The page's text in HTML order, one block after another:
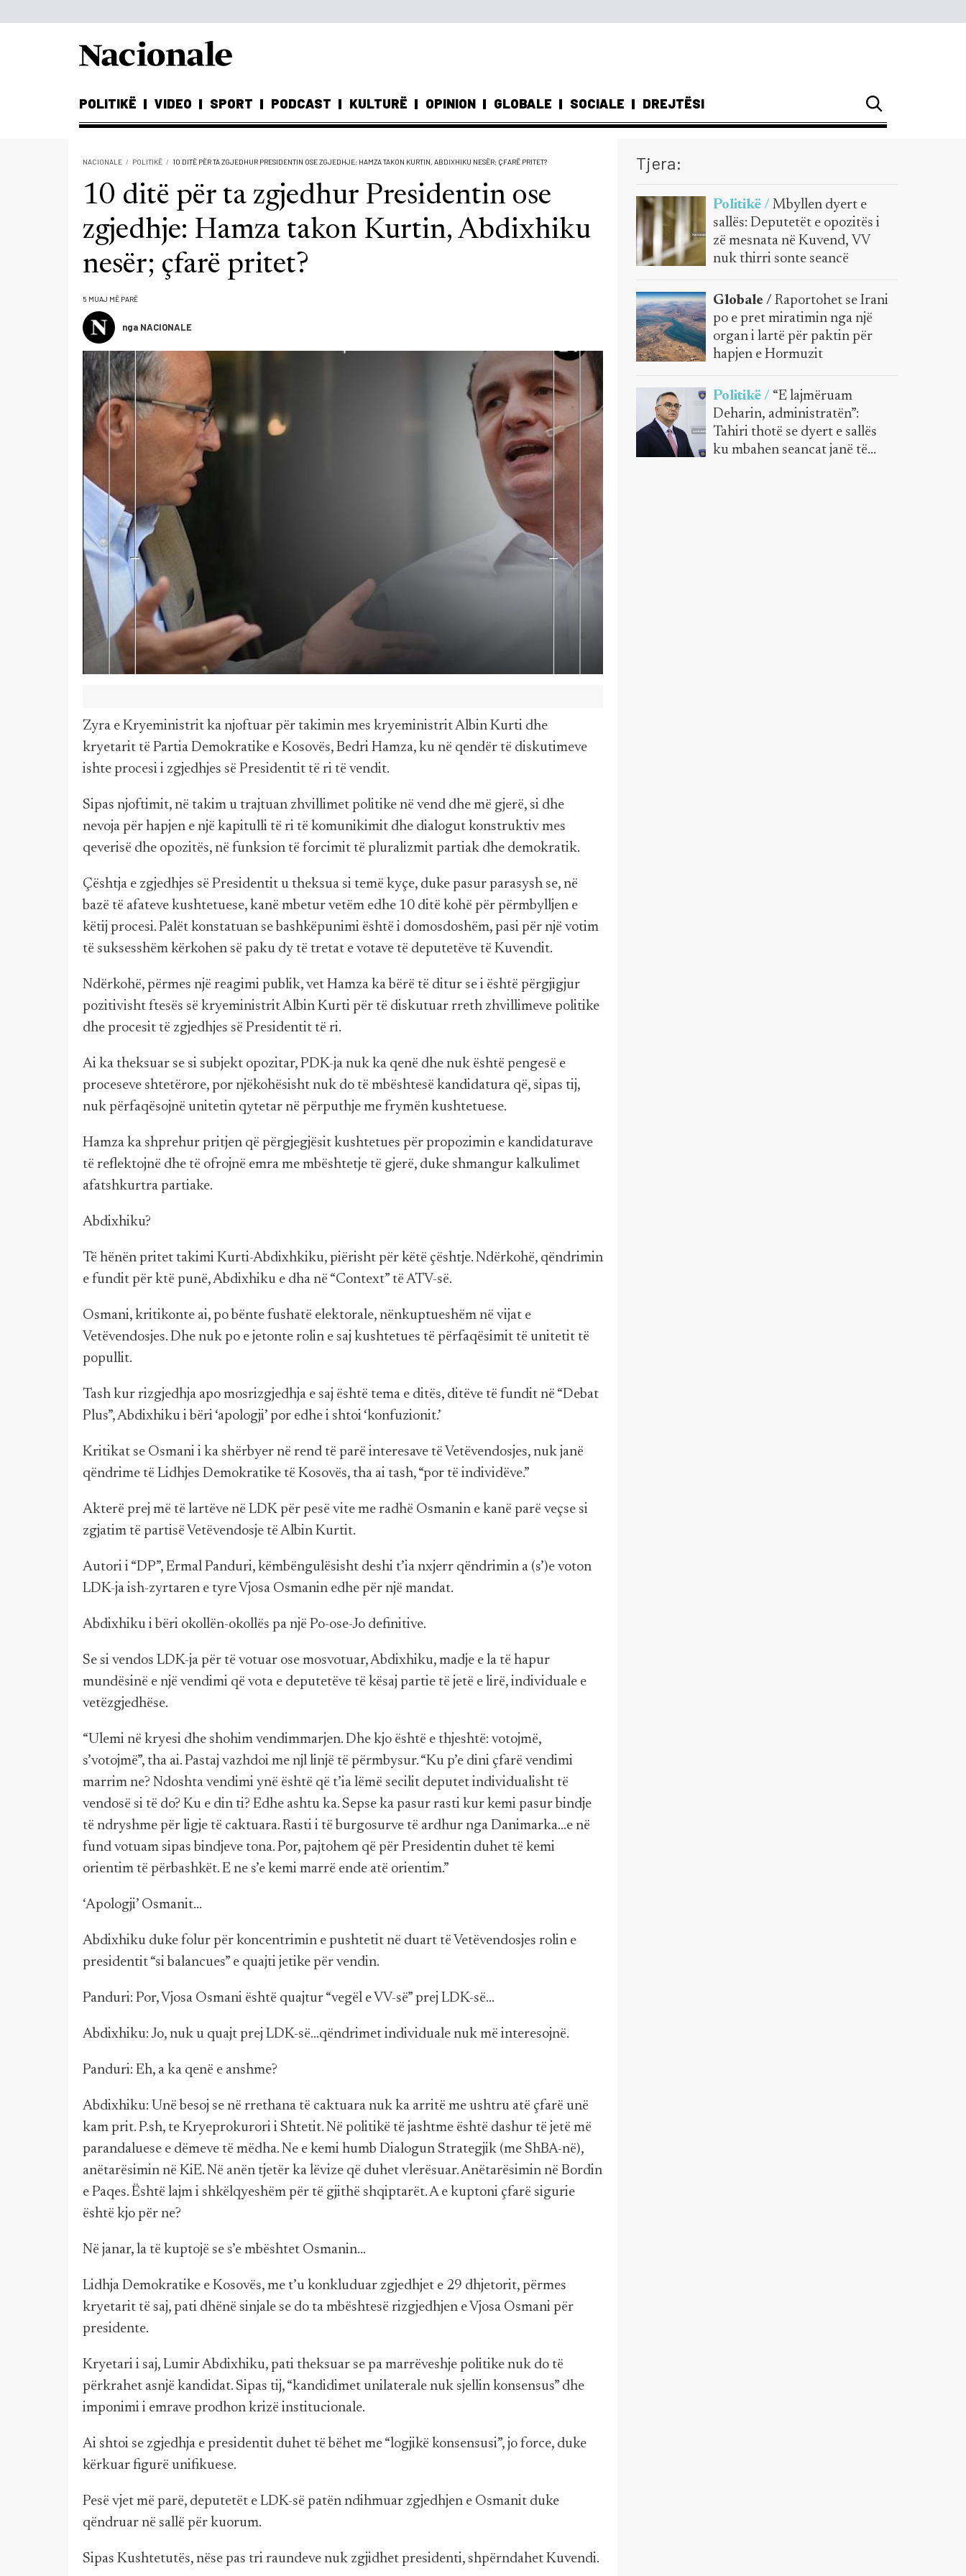
POLITIKË VIDEO SPORT PODCAST KULTURË OPINION GLOBALE SOCIALE DREJTËSI
NACIONALE POLITIKË 10 DITË PËR TA ZGJEDHUR PRESIDENTIN OSE ZGJEDHJE: HAMZA TAKON KURTIN, ABDIXHIKU NESËR; ÇFARË PRITET?
10 ditë për ta zgjedhur Presidentin ose
zgjedhje: Hamza takon Kurtin, Abdixhiku
nesër; çfarë pritet?
5 MUAJ MË PARË
nga NACIONALE
Zyra e Kryeministrit ka njoftuar për takimin mes kryeministrit Albin Kurti dhe
kryetarit të Partia Demokratike e Kosovës, Bedri Hamza, ku në qendër të diskutimeve
ishte procesi i zgjedhjes së Presidentit të ri të vendit.
Sipas njoftimit, në takim u trajtuan zhvillimet politike në vend dhe më gjerë, si dhe
nevoja për hapjen e një kapitulli të ri të komunikimit dhe dialogut konstruktiv mes
qeverisë dhe opozitës, në funksion të forcimit të pluralizmit partiak dhe demokratik.
Çështja e zgjedhjes së Presidentit u theksua si temë kyçe, duke pasur parasysh se, në
bazë të afateve kushtetuese, kanë mbetur vetëm edhe 10 ditë kohë për përmbylljen e
këtij procesi. Palët konstatuan se bashkëpunimi është i domosdoshëm, pasi për një votim
të suksesshëm kërkohen së paku dy të tretat e votave të deputetëve të Kuvendit.
Ndërkohë, përmes një reagimi publik, vet Hamza ka bërë të ditur se i është përgjigjur
pozitivisht ftesës së kryeministrit Albin Kurti për të diskutuar rreth zhvillimeve politike
dhe procesit të zgjedhjes së Presidentit të ri.
Ai ka theksuar se si subjekt opozitar, PDK-ja nuk ka qenë dhe nuk është pengesë e
proceseve shtetërore, por njëkohësisht nuk do të mbështesë kandidatura që, sipas tij,
nuk përfaqësojnë unitetin qytetar në përputhje me frymën kushtetuese.
Hamza ka shprehur pritjen që përgjegjësit kushtetues për propozimin e kandidaturave
të reflektojnë dhe të ofrojnë emra me mbështetje të gjerë, duke shmangur kalkulimet
afatshkurtra partiake.
Abdixhiku?
Të hënën pritet takimi Kurti-Abdixhkiku, piërisht për këtë çështje. Ndërkohë, qëndrimin
e fundit për ktë punë, Abdixhiku e dha në “Context” të ATV-së.
Osmani, kritikonte ai, po bënte fushatë elektorale, nënkuptueshëm në vijat e
Vetëvendosjes. Dhe nuk po e jetonte rolin e saj kushtetues të përfaqësimit të unitetit të
popullit.
Tash kur rizgjedhja apo mosrizgjedhja e saj është tema e ditës, ditëve të fundit në “Debat
Plus”, Abdixhiku i bëri ‘apologji’ por edhe i shtoi ‘konfuzionit.’
Kritikat se Osmani i ka shërbyer në rend të parë interesave të Vetëvendosjes, nuk janë
qëndrime të Lidhjes Demokratike të Kosovës, tha ai tash, “por të individëve.”
Akterë prej më të lartëve në LDK për pesë vite me radhë Osmanin e kanë parë veçse si
zgjatim të partisë Vetëvendosje të Albin Kurtit.
Autori i “DP”, Ermal Panduri, këmbëngulësisht deshi t’ia nxjerr qëndrimin a (s’)e voton
LDK-ja ish-zyrtaren e tyre Vjosa Osmanin edhe për një mandat.
Abdixhiku i bëri okollën-okollës pa një Po-ose-Jo definitive.
Se si vendos LDK-ja për të votuar ose mosvotuar, Abdixhiku, madje e la të hapur
mundësinë e një vendimi që vota e deputetëve të kësaj partie të jetë e lirë, individuale e
vetëzgjedhëse.
“Ulemi në kryesi dhe shohim vendimmarjen. Dhe kjo është e thjeshtë: votojmë,
s’votojmë”, tha ai. Pastaj vazhdoi me njl linjë të përmbysur. “Ku p’e dini çfarë vendimi
marrim ne? Ndoshta vendimi ynë është që t’ia lëmë secilit deputet individualisht të
vendosë si të do? Ku e din ti? Edhe ashtu ka. Sepse ka pasur rasti kur kemi pasur bindje
të ndryshme për ligje të caktuara. Rasti i të burgosurve të ardhur nga Danimarka...e në
fund votuam sipas bindjeve tona. Por, pajtohem që për Presidentin duhet të kemi
orientim të përbashkët. E ne s’e kemi marrë ende atë orientim.”
‘Apologji’ Osmanit...
Abdixhiku duke folur për koncentrimin e pushtetit në duart të Vetëvendosjes rolin e
presidentit “si balancues” e quajti jetike për vendin.
Panduri: Por, Vjosa Osmani është quajtur “vegël e VV-së” prej LDK-së...
Abdixhiku: Jo, nuk u quajt prej LDK-së...qëndrimet individuale nuk më interesojnë.
Panduri: Eh, a ka qenë e anshme?
Abdixhiku: Unë besoj se në rrethana të caktuara nuk ka arritë me ushtru atë çfarë unë
kam prit. P.sh, te Kryeprokurori i Shtetit. Në politikë të jashtme është dashur të jetë më
parandaluese e dëmeve të mëdha. Ne e kemi humb Dialogun Strategjik (me ShBA-në),
anëtarësimin në KiE. Në anën tjetër ka lëvize që duhet vlerësuar. Anëtarësimin në Bordin
e Paqes. Është lajm i shkëlqyeshëm për të gjithë shqiptarët. A e kuptoni çfarë sigurie
është kjo për ne?
Në janar, la të kuptojë se s’e mbështet Osmanin...
Lidhja Demokratike e Kosovës, me t’u konkluduar zgjedhjet e 29 dhjetorit, përmes
kryetarit të saj, pati dhënë sinjale se do ta mbështesë rizgjedhjen e Vjosa Osmani për
presidente.
Kryetari i saj, Lumir Abdixhiku, pati theksuar se pa marrëveshje politike nuk do të
përkrahet asnjë kandidat. Sipas tij, “kandidimet unilaterale nuk sjellin konsensus” dhe
imponimi i emrave prodhon krizë institucionale.
Ai shtoi se zgjedhja e presidentit duhet të bëhet me “logjikë konsensusi”, jo force, duke
kërkuar figurë unifikuese.
Pesë vjet më parë, deputetët e LDK-së patën ndihmuar zgjedhjen e Osmanit duke
qëndruar në sallë për kuorum.
Sipas Kushtetutës, nëse pas tri raundeve nuk zgjidhet presidenti, shpërndahet Kuvendi.
Tjera:
Politikë /Mbyllen dyert e
sallës: Deputetët e opozitës i
zë mesnata në Kuvend, VV
nuk thirri sonte seancë
Globale /Raportohet se Irani
po e pret miratimin nga një
organ i lartë për paktin për
hapjen e Hormuzit
Politikë / “E lajmëruam
Deharin, administratën”:
Tahiri thotë se dyert e sallës
ku mbahen seancat janë të